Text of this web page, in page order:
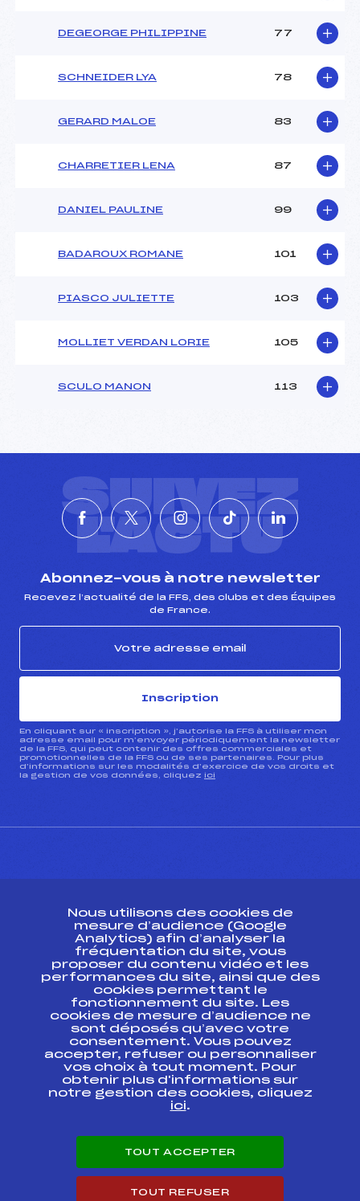
DEGEORGE PHILIPPINE 77
SCHNEIDER LYA 78
GERARD MALOE 83
CHARRETIER LENA 87
DANIEL PAULINE 99
BADAROUX ROMANE 101
PIASCO JULIETTE 103
MOLLIET VERDAN LORIE 105
SCULO MANON 113
SUIVEZ
L'ACTU
Abonnez-vous à notre newsletter
Recevez l’actualité de la FFS, des clubs et des Équipes
de France.
Inscription
En cliquant sur « inscription », j’autorise la FFS à utiliser mon
adresse email pour m’envoyer périodiquement la newsletter
de la FFS, qui peut contenir des offres commerciales et
promotionnelles de la FFS ou de ses partenaires. Pour plus
d’informations sur les modalités d’exercice de vos droits et
la gestion de vos données, cliquez ici
Ressources
Pass’Neige
Projet sportif fédéral
Projet de performance fédéral
Antidopage
Pôle Développement, Formation, Suivi
Scientifique
Listes ministérielles
Pôle vie de l’athlète
Enseignement professionnel
Carrières
Nous utilisons des cookies de
mesure d’audience (Google
Analytics) afin d’analyser la
fréquentation du site, vous
proposer du contenu vidéo et les
performances du site, ainsi que des
cookies permettant le
fonctionnement du site. Les
cookies de mesure d’audience ne
sont déposés qu’avec votre
consentement. Vous pouvez
accepter, refuser ou personnaliser
vos choix à tout moment. Pour
obtenir plus d'informations sur
notre gestion des cookies, cliquez
ici.
TOUT ACCEPTER
TOUT REFUSER